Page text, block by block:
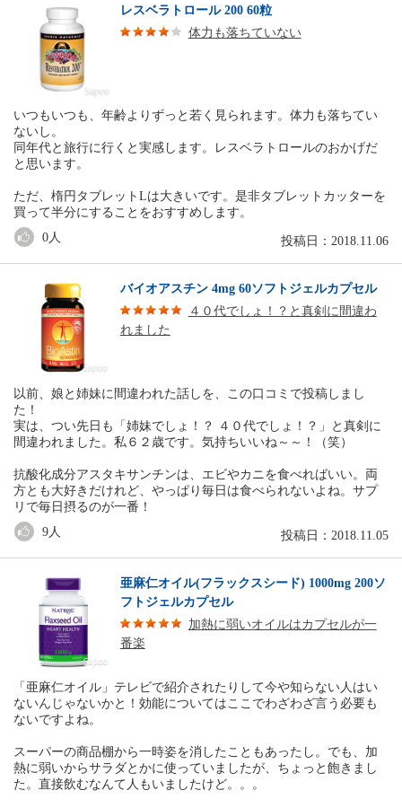
レスベラトロール 200 60粒
体力も落ちていない
いつもいつも、年齢よりずっと若く見られます。体力も落ちてい
ないし。
同年代と旅行に行くと実感します。レスベラトロールのおかげだ
と思います。
ただ、楕円タブレットLは大きいです。是非タブレットカッターを
買って半分にすることをおすすめします。
投稿日：2018.11.06
0 人
バイオアスチン 4mg 60ソフトジェルカプセル
４０代でしょ！？と真剣に間違わ
れました
以前、娘と姉妹に間違われた話しを、この口コミで投稿しまし
た！
実は、つい先日も「姉妹でしょ！？ ４０代でしょ！？」と真剣に
間違われました。私６２歳です。気持ちいいね～～！（笑）
抗酸化成分アスタキサンチンは、エビやカニを食べればいい。両
方とも大好きだけれど、やっぱり毎日は食べられないよね。サプ
リで毎日摂るのが一番！
投稿日：2018.11.05
9 人
亜麻仁オイル(フラックスシード) 1000mg 200ソ
フトジェルカプセル
加熱に弱いオイルはカプセルが一
番楽
「亜麻仁オイル」テレビで紹介されたりして今や知らない人はい
ないんじゃないかと！効能についてはここでわざわざ言う必要も
ないですよね。
スーパーの商品棚から一時姿を消したこともあったし。でも、加
熱に弱いからサラダとかに使っていましたが、ちょっと飽きまし
た。直接飲むなんて人もいましたけど。。。